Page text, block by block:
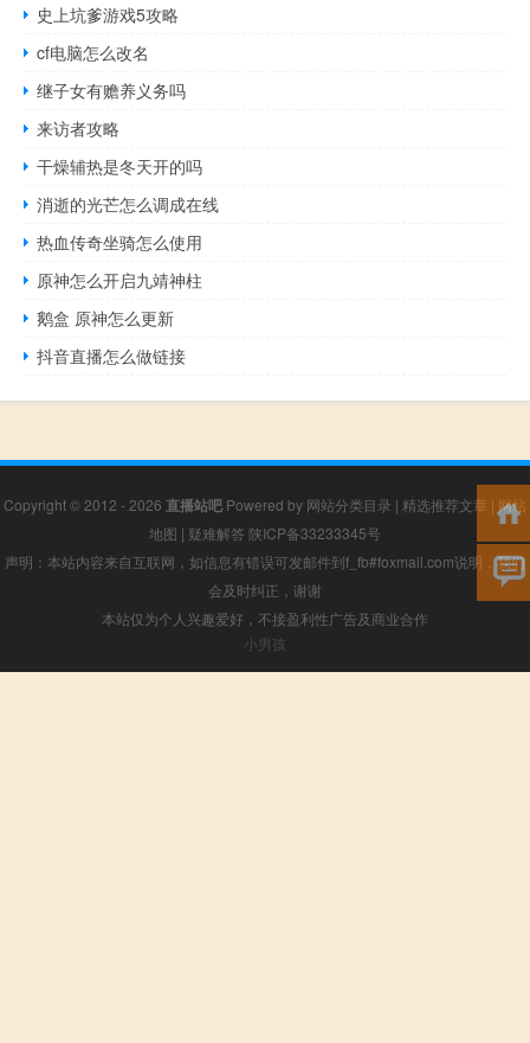
史上坑爹游戏5攻略
cf电脑怎么改名
继子女有赡养义务吗
来访者攻略
干燥辅热是冬天开的吗
消逝的光芒怎么调成在线
热血传奇坐骑怎么使用
原神怎么开启九靖神柱
鹅盒 原神怎么更新
抖音直播怎么做链接
Copyright © 2012 - 2026 直播站吧 Powered by 网站分类目录 | 精选推荐文章 | 网站
地图 | 疑难解答 陕ICP备33233345号
声明：本站内容来自互联网，如信息有错误可发邮件到f_fb#foxmail.com说明，我们
会及时纠正，谢谢
本站仅为个人兴趣爱好，不接盈利性广告及商业合作
小男孩